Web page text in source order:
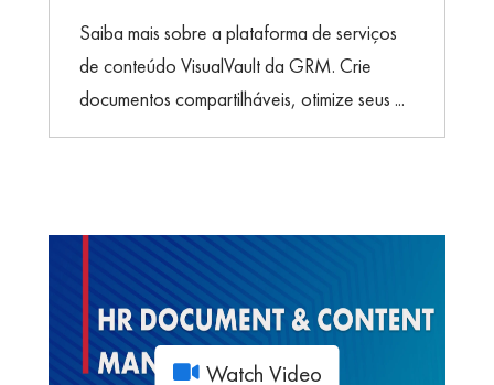
Saiba mais sobre a plataforma de serviços
de conteúdo VisualVault da GRM. Crie
documentos compartilháveis, otimize seus ...
Watch Video